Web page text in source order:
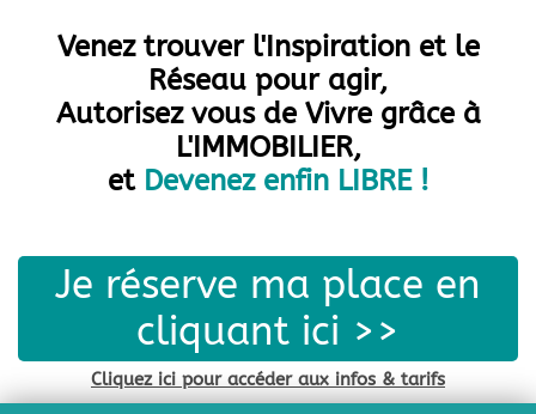
Venez trouver l'Inspiration et le
Réseau pour agir,
Autorisez vous de Vivre grâce à
L'IMMOBILIER,
et Devenez enfin LIBRE !
Je réserve ma place en
cliquant ici >>
Cliquez ici pour accéder aux infos & tarifs